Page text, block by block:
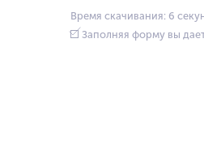
Время скачивания: 6
Заполняя форму вы